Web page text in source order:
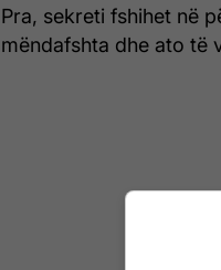
Pra, sekreti fshihet në
mëndafshta dhe ato të